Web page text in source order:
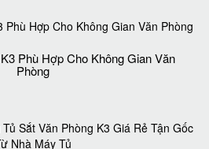
Phù Hợp Cho Không Gian Văn
Phòng